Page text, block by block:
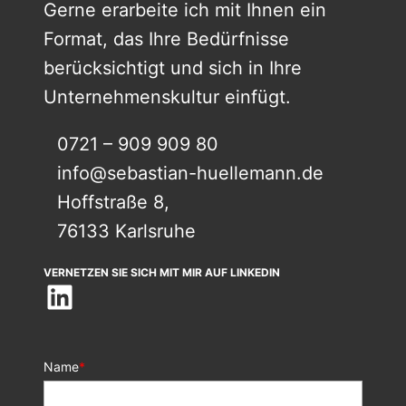
Gerne erarbeite ich mit Ihnen ein
Format, das Ihre Bedürfnisse
berücksichtigt und sich in Ihre
Unternehmenskultur einfügt.
0721 – 909 909 80
info@sebastian-huellemann.de
Hoffstraße 8,
76133 Karlsruhe
VERNETZEN SIE SICH MIT MIR AUF LINKEDIN
LinkedIn
Name*